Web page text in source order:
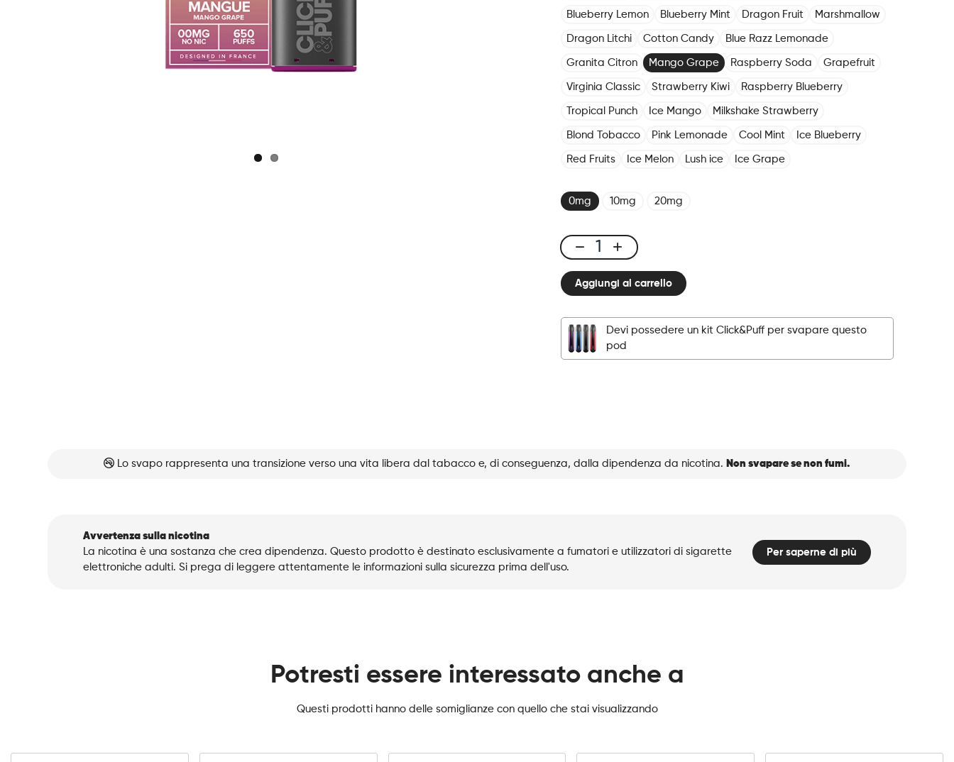
Blueberry Lemon Blueberry Mint Dragon Fruit Marshmallow
Dragon Litchi Cotton Candy Blue Razz Lemonade
Granita Citron Mango Grape Raspberry Soda Grapefruit
Virginia Classic Strawberry Kiwi Raspberry Blueberry
Tropical Punch Ice Mango Milkshake Strawberry
Blond Tobacco Pink Lemonade Cool Mint Ice Blueberry
Red Fruits Ice Melon Lush ice Ice Grape
0mg 10mg 20mg
Click
Puff
Pod
Mango
Grape
Aggiungi al carrello
Devi possedere un kit Click&Puff per svapare questo
pod
Lo svapo rappresenta una transizione verso una vita libera dal tabacco e, di conseguenza, dalla dipendenza da nicotina. Non svapare se non fumi.
Avvertenza sulla nicotina
La nicotina è una sostanza che crea dipendenza. Questo prodotto è destinato esclusivamente a fumatori e utilizzatori di sigarette
elettroniche adulti. Si prega di leggere attentamente le informazioni sulla sicurezza prima dell'uso.
Per saperne di più
Potresti essere interessato anche a
Questi prodotti hanno delle somiglianze con quello che stai visualizzando